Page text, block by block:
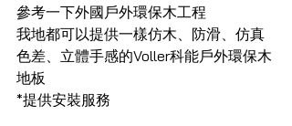
參考一下外國戶外環保木工程
我地都可以提供一樣仿木、防滑、仿真
色差、立體手感的Voller科能戶外環保木
地板
*提供安裝服務